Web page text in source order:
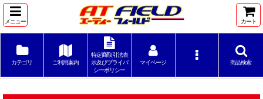
メニュー カート
カテゴリ ご利用案内
特定商取引法表
示及びプライバ
シーポリシー
マイページ 商品検索